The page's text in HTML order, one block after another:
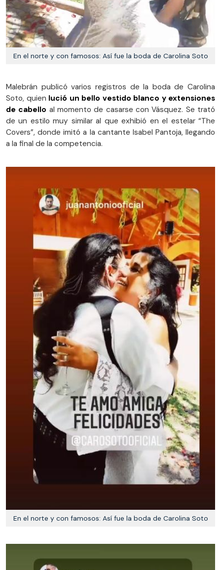
En el norte y con famosos: Así fue la boda de Carolina Soto
Malebrán publicó varios registros de la boda de Carolina
Soto, quien lució un bello vestido blanco y extensiones
de cabello al momento de casarse con Vásquez. Se trató
de un estilo muy similar al que exhibió en el estelar “The
Covers”, donde imitó a la cantante Isabel Pantoja, llegando
a la final de la competencia.
En el norte y con famosos: Así fue la boda de Carolina Soto